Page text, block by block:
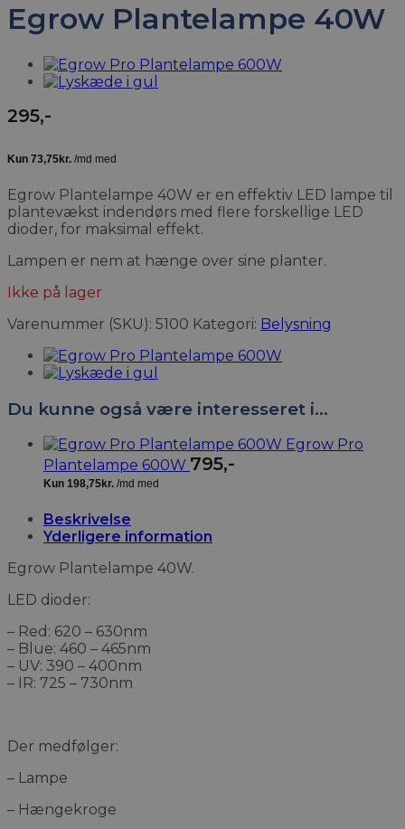
Egrow Plantelampe 40W
295,-
Egrow Plantelampe 40W er en effektiv LED lampe til
plantevækst indendørs med flere forskellige LED
dioder, for maksimal effekt.
Lampen er nem at hænge over sine planter.
Ikke på lager
Varenummer (SKU): 5100 Kategori: Belysning
Du kunne også være interesseret i…
Egrow Pro
Plantelampe 600W 795,-
Beskrivelse
Yderligere information
Egrow Plantelampe 40W.
LED dioder:
– Red: 620 – 630nm
– Blue: 460 – 465nm
– UV: 390 – 400nm
– IR: 725 – 730nm
Der medfølger:
– Lampe
– Hængekroge